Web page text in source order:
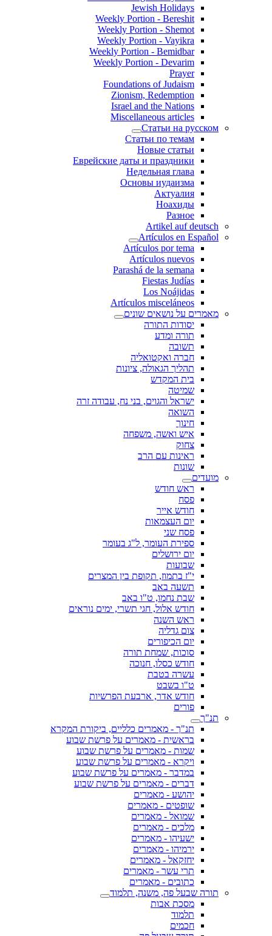
Jewish Holidays
Weekly Portion - Bereshit
Weekly Portion - Shemot
Weekly Portion - Vayikra
Weekly Portion - Bemidbar
Weekly Portion - Devarim
Prayer
Foundations of Judaism
Zionism, Redemption
Israel and the Nations
Miscellaneous articles
Статьи на русском
Статьи по темам
Новые статьи
Еврейские даты и праздники
Недельная глава
Основы иудаизма
Актуалия
Ноахиды
Разное
Artikel auf deutsch
Artículos en Español
Artículos por tema
Artículos nuevos
Parashá de la semana
Fiestas Judías
Los Noájidas
Artículos misceláneos
מאמרים על נושאים שונים
יסודות התורה
תורה ומדע
תשובה
חברה ואקטואליה
תהליך הגאולה, ציונות
בית המקדש
שמיטה
ישראל והגוים, בני נח, עבודה זרה
השואה
חינוך
איש ואשה, משפחה
צחוק
ראינות עם הרב
שונות
מועדים
ראש חודש
פסח
חודש אייר
יום העצמאות
פסח שני
ספירת העומר, ל"ג בעומר
יום ירושלים
שבועות
י"ז בתמוז, תקופת בין המצרים
תשעה באב
שבת נחמו, ט"ו באב
חודש אלול, חגי תשרי, ימים נוראים
ראש השנה
צום גדליה
יום הכיפורים
סוכות, שמחת תורה
חודש כסלו, חנוכה
עשרה בטבת
ט"ו בשבט
חודש אדר, ארבעת הפרשיות
פורים
תנ"ך
תנ"ך - מאמרים כלליים, ביקורת המקרא
בראשית - מאמרים על פרשת שבוע
שמות - מאמרים על פרשת שבוע
ויקרא - מאמרים על פרשת שבוע
במדבר - מאמרים על פרשת שבוע
דברים - מאמרים על פרשת שבוע
יהושע - מאמרים
שופטים - מאמרים
שמואל - מאמרים
מלכים - מאמרים
ישעיהו - מאמרים
ירמיהו - מאמרים
יחזקאל - מאמרים
תרי עשר - מאמרים
כתובים - מאמרים
תורה שבעל פה, משנה, תלמוד
מסכת אבות
תלמוד
חכמים